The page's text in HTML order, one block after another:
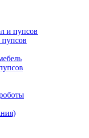
и пупсов